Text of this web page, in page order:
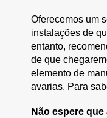
Oferecemos um
instalações de
entanto,
de que
elemento de
avarias. Para
Não espere